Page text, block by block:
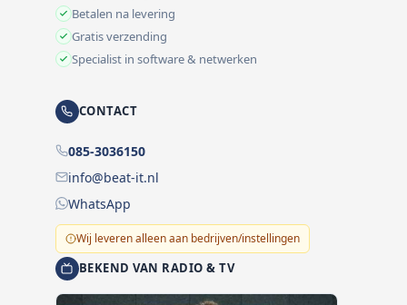
Betalen na levering
Gratis verzending
Specialist in software & netwerken
CONTACT
085-3036150
info@beat-it.nl
WhatsApp
Wij leveren alleen aan bedrijven/instellingen
BEKEND VAN RADIO & TV